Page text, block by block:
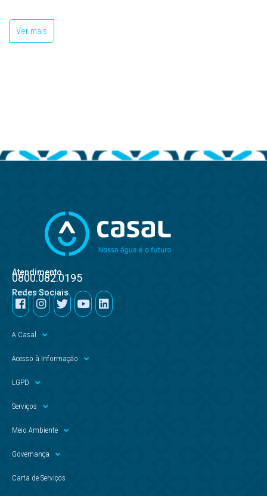
Ver mais
Atendimento
0800.082.0195
Redes Sociais
A Casal
Acesso à Informação
LGPD
Serviços
Meio Ambiente
Governança
Carta de Serviços